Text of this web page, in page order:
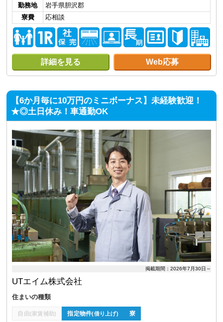
勤務地
岩手県胆沢郡
寮費
応相談
詳細を見る Web応募
【6か月毎に10万円のミニボーナス】未経験歓迎！
★◎土日休み！車通勤OK
掲載期間：2026年7月30日～
UTエイム株式会社
住まいの種類
自由(家賃補助) 指定物件(借り上げ) 寮